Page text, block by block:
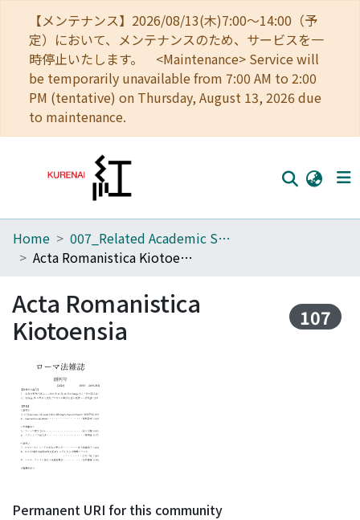
【メンテナンス】2026/08/13(木)7:00～14:00（予
定）において、メンテナンスのため、サービスを一
時停止いたします。 <Maintenance> Service will
be temporarily unavailable from 7:00 AM to 2:00
PM (tentative) on Thursday, August 13, 2026 due
to maintenance.
Home
Browse
Download Ranking
Access Statistics
Library Network
Home
007_Related Academic Societies
Acta Romanistica Kiotoensia
Acta Romanistica
Kiotoensia
107
Permanent URI for this community